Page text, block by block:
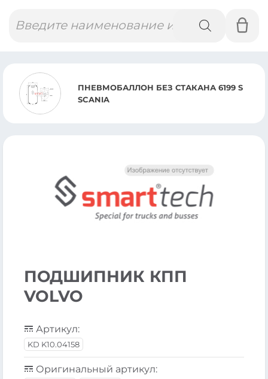
товаров
ПНЕВМОБАЛЛОН БЕЗ СТАКАНА 6199 S
SCANIA
ПОДШИПНИК КПП
VOLVO
Артикул:
KD K10.04158
Оригинальный артикул: